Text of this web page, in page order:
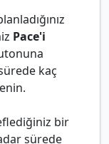
Pace'i
kaç
bir
sürede